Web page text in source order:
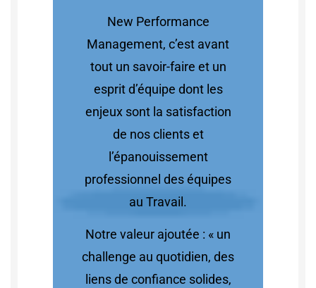
New Performance
Management, c’est avant
tout un savoir-faire et un
esprit d’équipe dont les
enjeux sont la satisfaction
de nos clients et
l’épanouissement
professionnel des équipes
au Travail.
Notre valeur ajoutée : « un
challenge au quotidien, des
liens de confiance solides,